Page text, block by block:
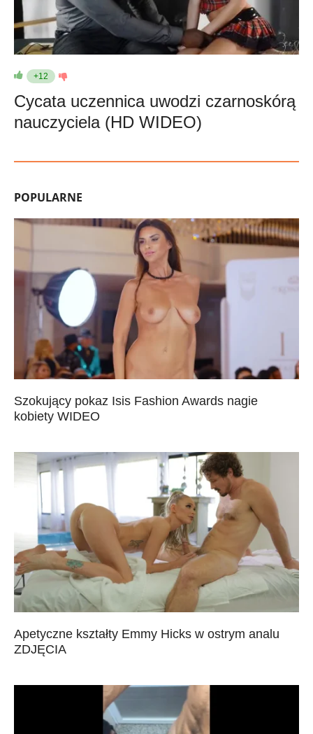
+12
Cycata uczennica uwodzi czarnoskórą
nauczyciela (HD WIDEO)
POPULARNE
Szokujący pokaz Isis Fashion Awards nagie
kobiety WIDEO
Apetyczne kształty Emmy Hicks w ostrym analu
ZDJĘCIA